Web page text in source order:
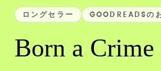
ロングセラー GOODREADSの
Born a Crime